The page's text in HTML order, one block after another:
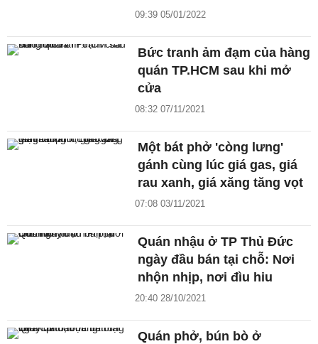
09:39 05/01/2022
Bức tranh ảm đạm của hàng
quán TP.HCM sau khi mở
cửa
08:32 07/11/2021
Một bát phở 'còng lưng'
gánh cùng lúc giá gas, giá
rau xanh, giá xăng tăng vọt
07:08 03/11/2021
Quán nhậu ở TP Thủ Đức
ngày đầu bán tại chỗ: Nơi
nhộn nhịp, nơi đìu hiu
20:40 28/10/2021
Quán phở, bún bò ở